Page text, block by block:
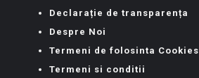
Declarație de transparența
Despre Noi
Termeni de folosinta Cookies
Termeni si conditii